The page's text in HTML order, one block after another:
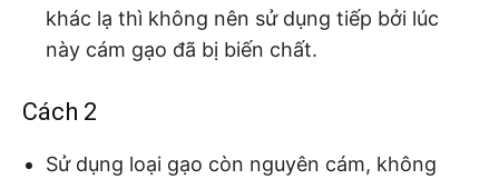
khác lạ thì không nên sử dụng tiếp bởi lúc
này cám gạo đã bị biến chất.
Cách 2
Sử dụng loại gạo còn nguyên cám, không